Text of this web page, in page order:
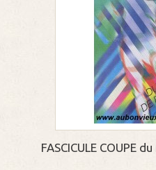
FASCICULE COUPE